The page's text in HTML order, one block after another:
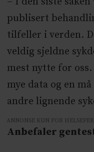
publisert
tilfeller i verden.
veldig sjeldne
mest nytte for
mye data og en
andre lignende
ANNONSE KUN FOR
Anbefaler